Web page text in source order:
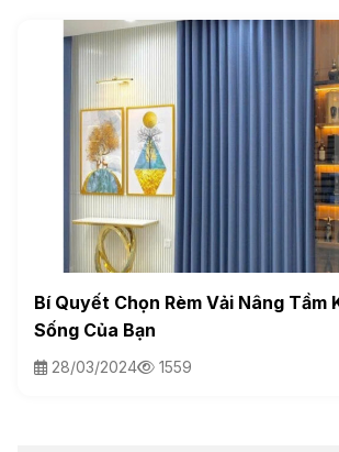
Bí Quyết Chọn Rèm Vải Nâng Tầm
Sống Của Bạn
28/03/2024 1559